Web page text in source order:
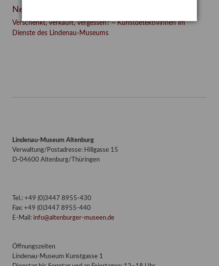
Neueste Beiträge
Verschenkt, verkauft, vergessen? – Kunstdetektivinnen im
Dienste des Lindenau-Museums
Lindenau-Museum Altenburg
Verwaltung/Postadresse: Hillgasse 15
D-04600 Altenburg/Thüringen
Tel.: +49 (0)3447 8955-430
Fax: +49 (0)3447 8955-440
E-Mail: info@altenburger-museen.de
Öffnungszeiten
Lindenau-Museum Kunstgasse 1